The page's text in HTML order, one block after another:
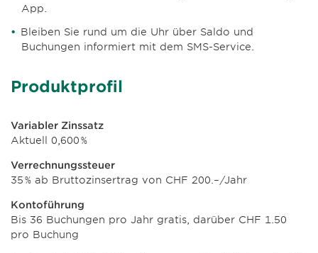
App.
Bleiben Sie rund um die Uhr über Saldo und
Buchungen informiert mit dem SMS-Service.
Produktprofil
Variabler Zinssatz
Aktuell 0,600 %
Verrechnungssteuer
35 % ab Bruttozinsertrag von CHF 200.–/Jahr
Kontoführung
Bis 36 Buchungen pro Jahr gratis, darüber CHF 1.50
pro Buchung